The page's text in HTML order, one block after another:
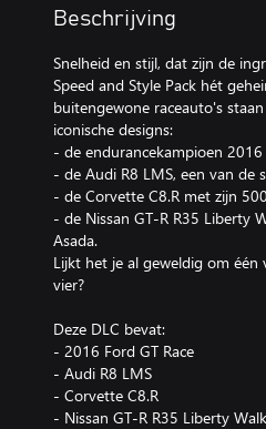
Beschrijving
Snelheid en stijl, dat zijn de
Speed and Style Pack hét
buitengewone raceauto's
iconische designs:
- de endurancekampioen 2016
- de Audi R8 LMS, een van de
- de Corvette C8.R met zijn
- de Nissan GT-R R35 Liberty
Asada.
Lijkt het je al geweldig om één
vier?
Deze DLC bevat:
- 2016 Ford GT Race
- Audi R8 LMS
- Corvette C8.R
- Nissan GT-R R35 Liberty